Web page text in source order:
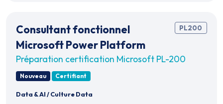
PL200
Consultant fonctionnel
Microsoft Power Platform
Préparation certification Microsoft PL-200
Nouveau Certifiant
Data & AI/Culture Data